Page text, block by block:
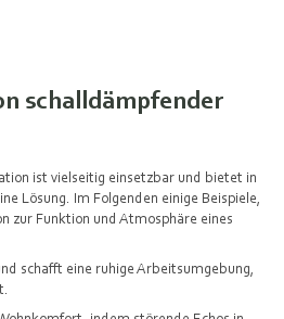
schalldämpfender
ist vielseitig einsetzbar und bietet in
Lösung. Im Folgenden einige Beispiele,
zur Funktion und Atmosphäre eines
schafft eine ruhige Arbeitsumgebung,